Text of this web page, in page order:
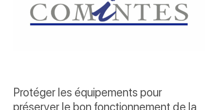
Protéger les équipements pour
préserver le bon fonctionnement de la